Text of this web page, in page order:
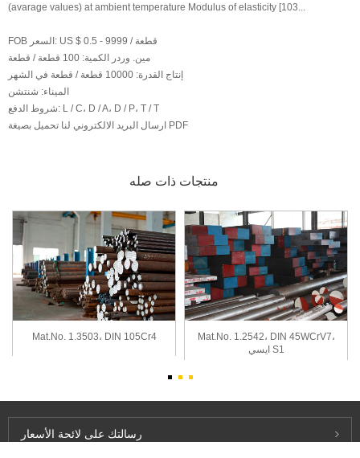
(avarage values) at ambient temperature Modulus of elasticity [103...
FOB السعر:
US $ 0.5 - 9999 / قطعة
مين. وردر الكمية: 100 قطعة / قطعة
إنتاج القدرة: 10000 قطعة / قطعة في الشهر
الميناء: شنتشن
شروط الدفع: L / C، D / A، D / P، T / T
ارسال البريد الالكتروني لنا تحميل بصيغة PDF
منتجات ذات صله
Mat.No. 1.3503، DIN 105Cr4
Mat.No. 1.2542، DIN 45WCrV7،
ايسي S1
رسالتك على لائحة الأسعار